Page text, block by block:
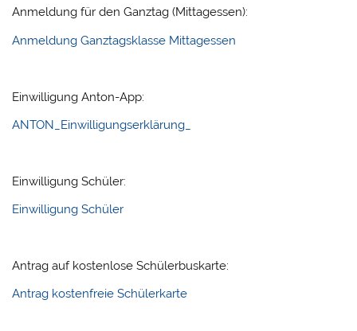
Anmeldung für den Ganztag (Mittagessen):
Anmeldung Ganztagsklasse Mittagessen
Einwilligung Anton-App:
ANTON_Einwilligungserklärung_
Einwilligung Schüler:
Einwilligung Schüler
Antrag auf kostenlose Schülerbuskarte:
Antrag kostenfreie Schülerkarte